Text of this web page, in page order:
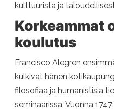
kulttuurista ja
Korkeammat
koulutus
Francisco Alegren
kulkivat hänen
filosofiaa ja humanistisia
seminaarissa. Vuonna